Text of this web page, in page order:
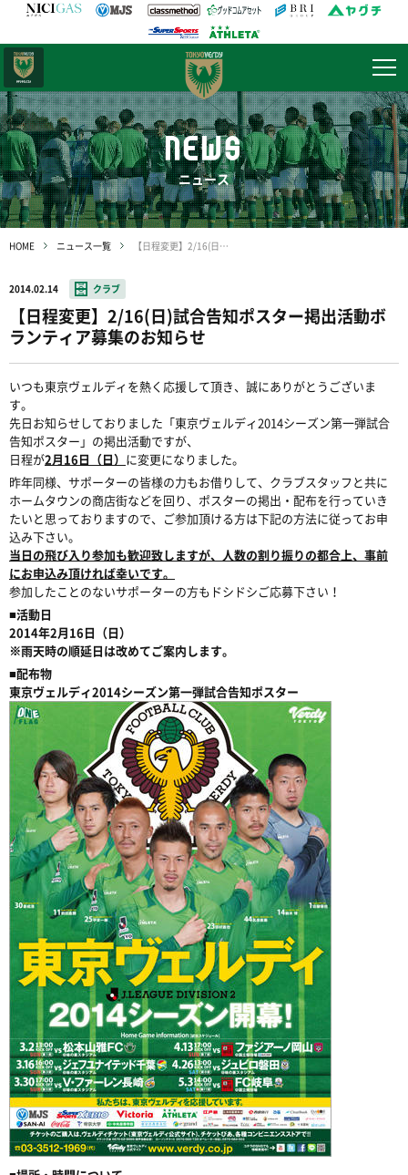
NEWS
ニュース
HOME ニュース一覧 【日程変更】2/16(日)試合告知ポスター掲出活動ボランティア募集のお知らせ
2014.02.14 クラブ
【日程変更】2/16(日)試合告知ポスター掲出活動ボ
ランティア募集のお知らせ
いつも東京ヴェルディを熱く応援して頂き、誠にありがとうございま
す。
先日お知らせしておりました「東京ヴェルディ2014シーズン第一弾試合
告知ポスター」の掲出活動ですが、
日程が2月16日（日） に変更になりました。
昨年同様、サポーターの皆様の力もお借りして、クラブスタッフと共に
ホームタウンの商店街などを回り、ポスターの掲出・配布を行っていき
たいと思っておりますので、ご参加頂ける方は下記の方法に従ってお申
込み下さい。
当日の飛び入り参加も歓迎致しますが、人数の割り振りの都合上、事前
にお申込み頂ければ幸いです。
参加したことのないサポーターの方もドシドシご応募下さい！
■活動日
2014年2月16日（日）
※雨天時の順延日は改めてご案内します。
■配布物
東京ヴェルディ2014シーズン第一弾試合告知ポスター